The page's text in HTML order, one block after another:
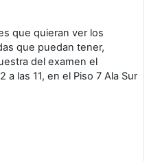
que quieran ver los
que puedan tener,
del examen el
a las 11, en el Piso 7 Ala Sur